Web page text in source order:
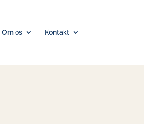
Om os Kontakt